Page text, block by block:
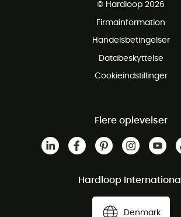
© Hardloop 2026
Firmainformation
Handelsbetingelser
Databeskyttelse
Cookieindstillinger
Flere oplevelser
Hardloop International
Denmark